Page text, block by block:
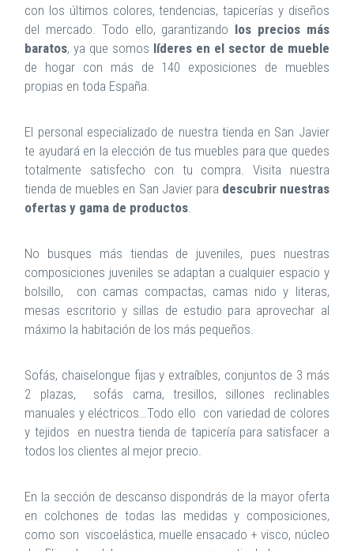
con los últimos colores, tendencias, tapicerías y diseños
del mercado. Todo ello, garantizando los precios más
baratos, ya que somos líderes en el sector de mueble
de hogar con más de 140 exposiciones de muebles
propias en toda España.
El personal especializado de nuestra tienda en San Javier
te ayudará en la elección de tus muebles para que quedes
totalmente satisfecho con tu compra. Visita nuestra
tienda de muebles en San Javier para descubrir nuestras
ofertas y gama de productos.
No busques más tiendas de juveniles, pues nuestras
composiciones juveniles se adaptan a cualquier espacio y
bolsillo, con camas compactas, camas nido y literas,
mesas escritorio y sillas de estudio para aprovechar al
máximo la habitación de los más pequeños.
Sofás, chaiselongue fijas y extraíbles, conjuntos de 3 más
2 plazas, sofás cama, tresillos, sillones reclinables
manuales y eléctricos…Todo ello con variedad de colores
y tejidos en nuestra tienda de tapicería para satisfacer a
todos los clientes al mejor precio.
En la sección de descanso dispondrás de la mayor oferta
en colchones de todas las medidas y composiciones,
como son viscoelástica, muelle ensacado + visco, núcleo